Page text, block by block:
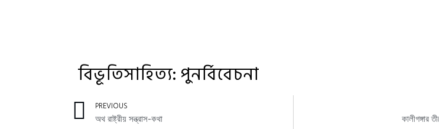
বিভূতিসাহিত্য: পুনর্বিবেচনা
PREVIOUS
অথ রাষ্ট্রীয় সন্ত্রাস-কথা
কালীগঙ্গার